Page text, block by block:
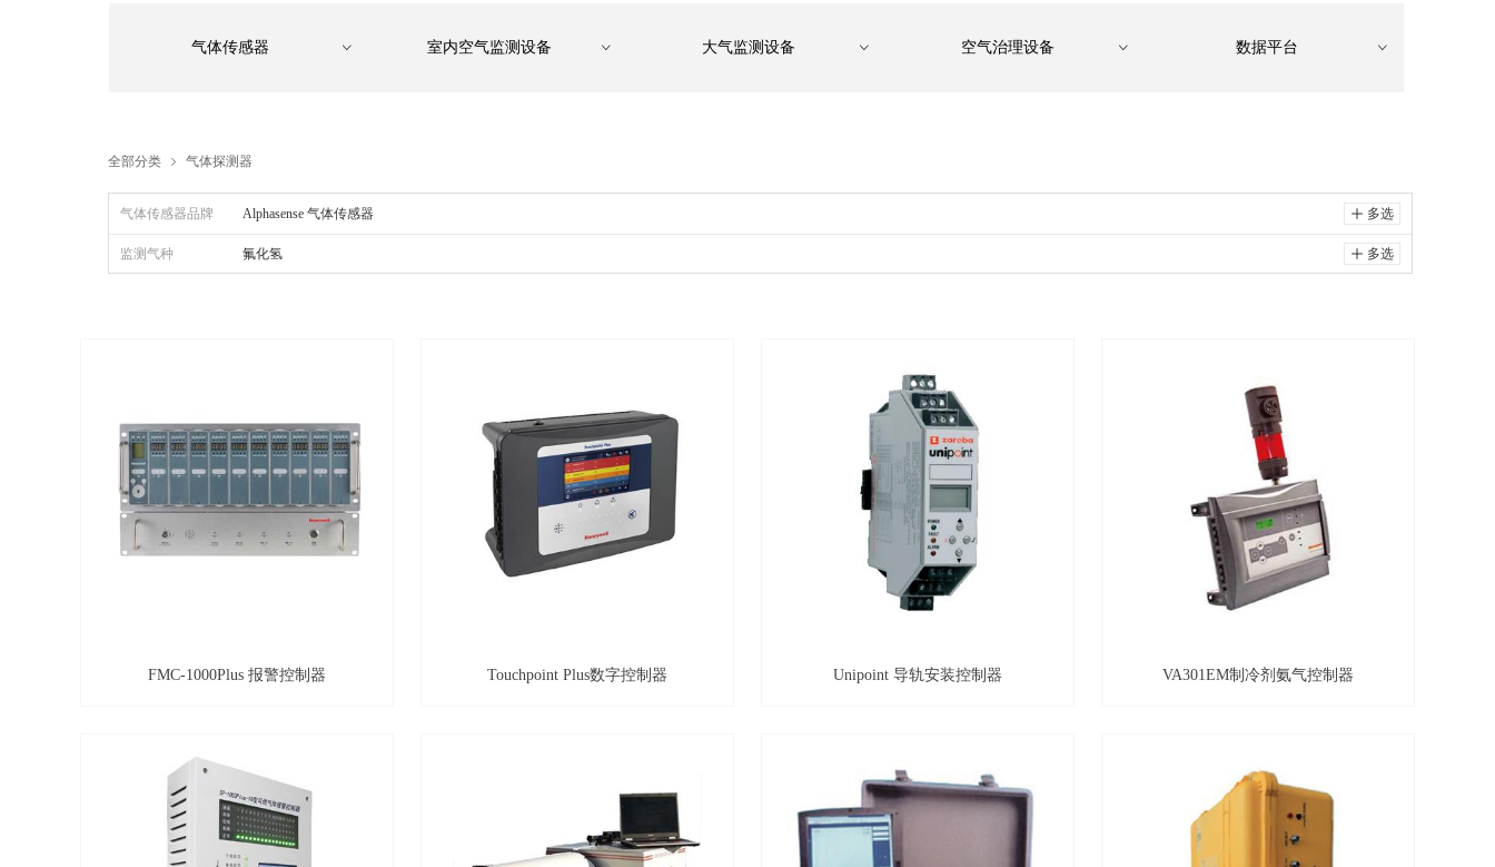
FMC-1000Plus 报警控制器 Touchpoint Plus数字控制器 Unipoint 导轨安装控制器 VA301EM制冷剂氨气控制器
全部分类 ꁇ 气体探测器
气体传感器品牌 ꄸ 多选
Alphasense 气体传感器
监测气种 ꄸ 多选
氟化氢
ꀁ
气体传感器 ꀁ
室内空气监测设备 ꀁ
大气监测设备 ꀁ
空气治理设备 ꀁ
数据平台